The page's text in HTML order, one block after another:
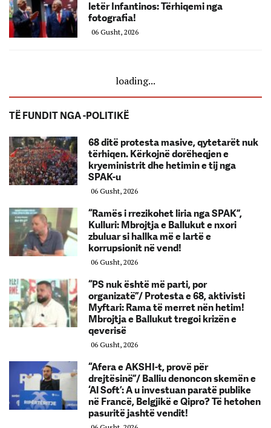
letër Infantinos: Tërhiqemi nga
fotografia!
06 Gusht, 2026
loading...
TË FUNDIT NGA -POLITIKË
68 ditë protesta masive, qytetarët nuk
tërhiqen. Kërkojnë dorëheqjen e
kryeministrit dhe hetimin e tij nga
SPAK-u
06 Gusht, 2026
“Ramës i rrezikohet liria nga SPAK”,
Kulluri: Mbrojtja e Ballukut e nxori
zbuluar si hallka më e lartë e
korrupsionit në vend!
06 Gusht, 2026
“PS nuk është më parti, por
organizatë”/ Protesta e 68, aktivisti
Myftari: Rama të merret nën hetim!
Mbrojtja e Ballukut tregoi krizën e
qeverisë
06 Gusht, 2026
“Afera e AKSHI-t, provë për
drejtësinë”/ Balliu denoncon skemën e
‘Al Soft’: A u investuan paratë publike
në Francë, Belgjikë e Qipro? Të hetohen
pasuritë jashtë vendit!